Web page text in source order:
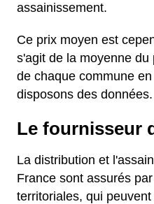
assainissement.
Ce prix moyen est
s'agit de la moyenne
de chaque commune
disposons des données.
Le fournisseur
La distribution et
France sont assurés
territoriales, qui